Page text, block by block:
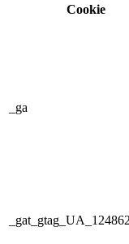
Cookie
_ga